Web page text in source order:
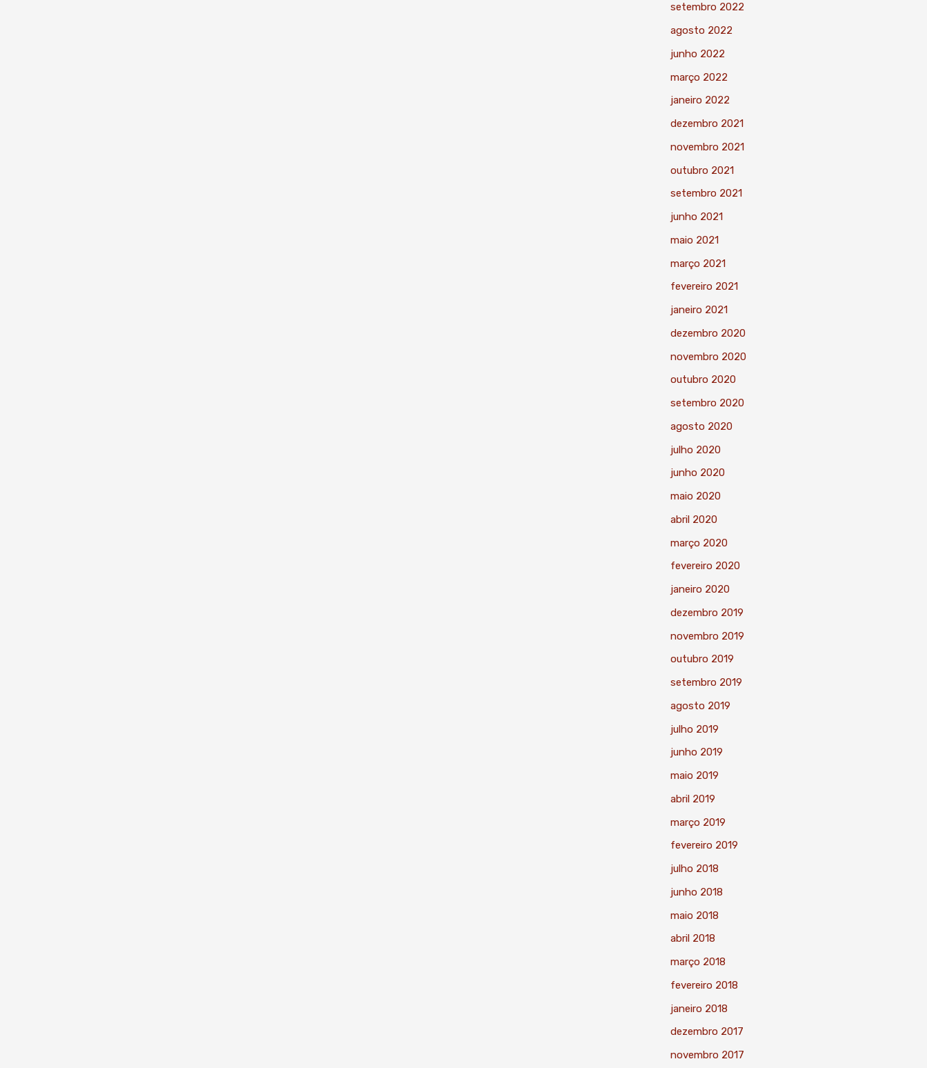
setembro 2022
agosto 2022
junho 2022
março 2022
janeiro 2022
dezembro 2021
novembro 2021
outubro 2021
setembro 2021
junho 2021
maio 2021
março 2021
fevereiro 2021
janeiro 2021
dezembro 2020
novembro 2020
outubro 2020
setembro 2020
agosto 2020
julho 2020
junho 2020
maio 2020
abril 2020
março 2020
fevereiro 2020
janeiro 2020
dezembro 2019
novembro 2019
outubro 2019
setembro 2019
agosto 2019
julho 2019
junho 2019
maio 2019
abril 2019
março 2019
fevereiro 2019
julho 2018
junho 2018
maio 2018
abril 2018
março 2018
fevereiro 2018
janeiro 2018
dezembro 2017
novembro 2017